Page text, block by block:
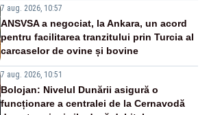
7 aug. 2026, 10:57
ANSVSA a negociat, la Ankara, un acord
pentru facilitarea tranzitului prin Turcia al
carcaselor de ovine și bovine
7 aug. 2026, 10:51
Bolojan: Nivelul Dunării asigură o
funcționare a centralei de la Cernavodă